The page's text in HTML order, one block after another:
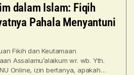
dalam Islam: Fiqih
Pahala Menyantuni
Fikih dan Keutamaan
Assalamu’alaikum wr. wb. Yth.
Online, izin bertanya, apakah